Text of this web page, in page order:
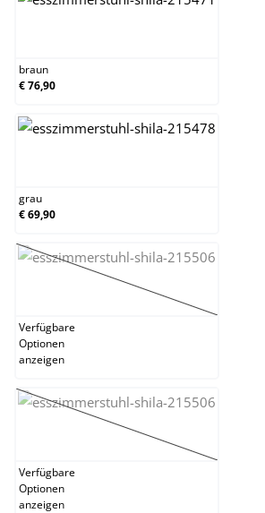
braun
€ 76,90
grau
€ 69,90
grün
(Diese Option ist zurzeit
Verfügbare
Optionen
anzeigen
lila
(Diese Option ist zurzeit
Verfügbare
Optionen
anzeigen